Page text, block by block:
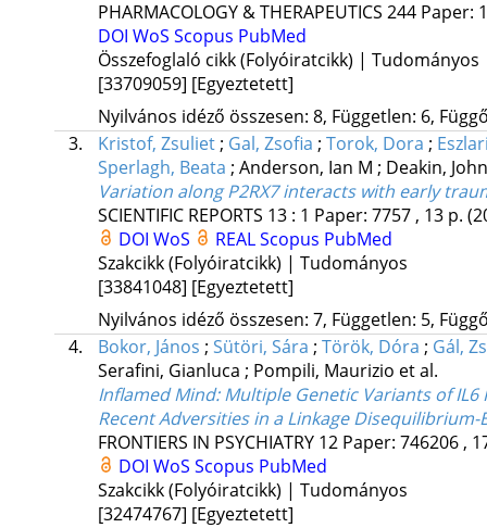
PHARMACOLOGY & THERAPEUTICS 244 Paper:
DOI WoS Scopus PubMed
Összefoglaló cikk (Folyóiratcikk) | Tudományos
[33709059] [Egyeztetett]
Nyilvános idéző összesen: 8, Független: 6,
3.
Kristof, Zsuliet; Gal, Zsofia ; Torok, Dora ;
Sperlagh, Beata ; Anderson, Ian M ; Deakin,
Variation along P2RX7 interacts with early
SCIENTIFIC REPORTS 13: 1 Paper: 7757 , 13 p.
DOI WoS REALScopus PubMed
Szakcikk (Folyóiratcikk) | Tudományos
[33841048] [Egyeztetett]
Nyilvános idéző összesen: 7, Független: 5,
4.
Bokor, János ; Sütöri, Sára ; Török, Dóra ; Gál,
Serafini, Gianluca ; Pompili, Maurizio et al.
Inflamed Mind: Multiple Genetic Variants of
Recent Adversities in a Linkage Disequilibrium-
FRONTIERS IN PSYCHIATRY 12 Paper: 746206 ,
DOI WoS Scopus PubMed
Szakcikk (Folyóiratcikk) | Tudományos
[32474767] [Egyeztetett]